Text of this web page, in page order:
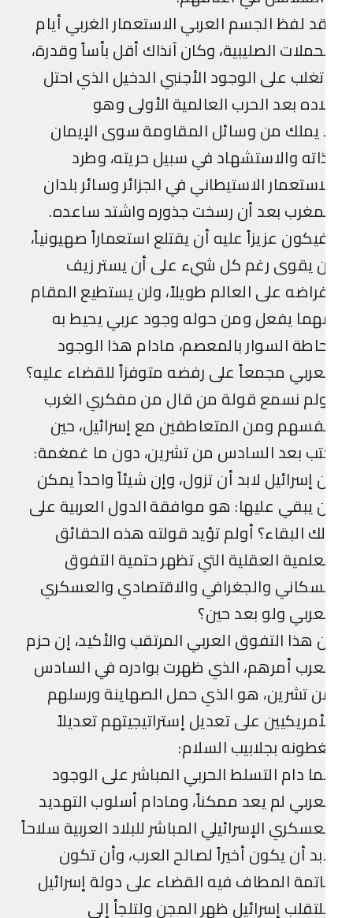
لفظ الجسم العربي الاستعمار الغربي أيام
الصليبية، وكان آنذاك أقل بأساً وقدرة،
على الوجود الأجنبي الدخيل الذي احتل
بعد الحرب العالمية الأولى وهو
يملك من وسائل المقاومة سوى الإيمان
والاستشهاد في سبيل حريته، وطرد
الاستيطاني في الجزائر وسائر بلدان
بعد أن رسخت جذوره واشتد ساعده.
عزيزاً عليه أن يقتلع استعماراً صهيونياً،
يقوى رغم كل شيء على أن يستر زيف
على العالم طويلاً، ولن يستطيع المقام
يفعل ومن حوله وجود عربي يحيط به
السوار بالمعصم، مادام هذا الوجود
مجمعاً على رفضه متوفزاً للقضاء عليه؟
نسمع قولة من قال من مفكري الغرب
ومن المتعاطفين مع إسرائيل، حين
بعد السادس من تشرين، دون ما غمغمة:
إسرائيل لابد أن تزول، وإن شيئاً واحداً يمكن
يبقي عليها: هو موافقة الدول العربية على
البقاء؟ أولم تؤيد قولته هذه الحقائق
العقلية التي تظهر حتمية التفوق
والجغرافي والاقتصادي والعسكري
ولو بعد حين؟
هذا التفوق العربي المرتقب والأكيد، إن حزم
أمرهم، الذي ظهرت بوادره في السادس
تشرين، هو الذي حمل الصهاينة ورسلهم
على تعديل إستراتيجيتهم تعديلاً
بجلابيب السلام:
دام التسلط الحربي المباشر على الوجود
لم يعد ممكناً، ومادام أسلوب التهديد
الإسرائيلي المباشر للبلاد العربية سلاحاً
أن يكون أخيراً لصالح العرب، وأن تكون
المطاف فيه القضاء على دولة إسرائيل
إسرائيل ظهر المجن ولتلجأ إلى